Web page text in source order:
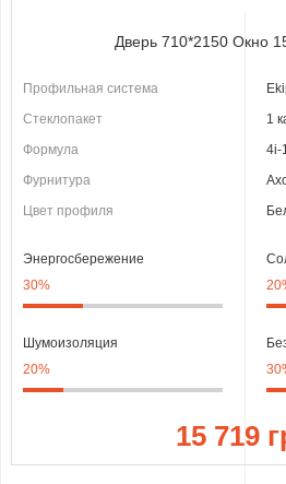
Дверь 710*2150 Окно
Профильная система
Стеклопакет
1
Формула
4i-
Фурнитура
Цвет профиля
Энергосбережение
30%
Шумоизоляция
20%
15 719